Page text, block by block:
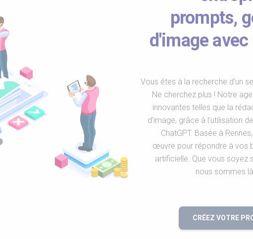
prompts,
d'image
Vous êtes à la recherche d'un
Ne cherchez plus ! Notre
innovantes telles que la
d'image, grâce à l'utilisation
ChatGPT. Basée à
œuvre pour répondre à vos
artificielle. Que vous soyez
nous sommes
CRÉEZ VOTRE